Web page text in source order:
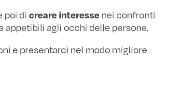
poi dicreare interesse nei confronti
appetibili agli occhi delle persone.
e presentarci nel modo migliore